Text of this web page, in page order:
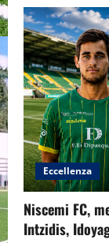
Eccellenza
Niscemi FC,
Intzidis,